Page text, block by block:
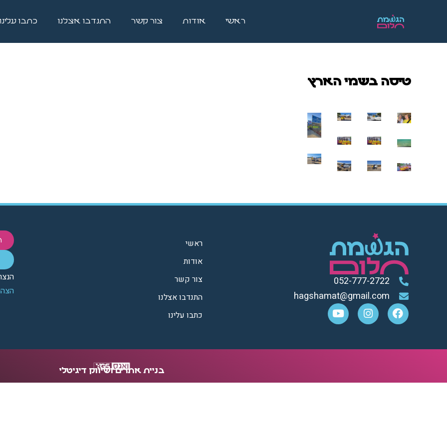
ראשי אודות צור קשר התנדבו אצלנו כתבו
טיסה בשמי הארץ
052-777-2722
hagshamat@gmail.com
ראשי
אודות
צור קשר
התנדבו אצלנו
כתבו עלינו
בניית אתרים ושיווק דיגיטלי